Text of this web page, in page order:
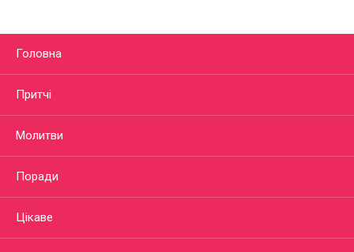
Головна
Притчі
Молитви
Поради
Цікаве